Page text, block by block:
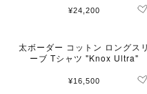
¥24,200
太ボーダー コットン ロングスリ
ーブ Tシャツ "Knox Ultra"
¥16,500